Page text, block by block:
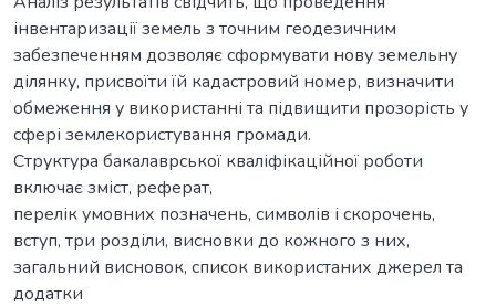
інвентаризації земель з точним геодезичним
забезпеченням дозволяє сформувати нову земельну
ділянку, присвоїти їй кадастровий номер, визначити
обмеження у використанні та підвищити прозорість у
сфері землекористування громади.
Структура бакалаврської кваліфікаційної роботи
включає зміст, реферат,
перелік умовних позначень, символів і скорочень,
вступ, три розділи, висновки до кожного з них,
загальний висновок, список використаних джерел та
додатки